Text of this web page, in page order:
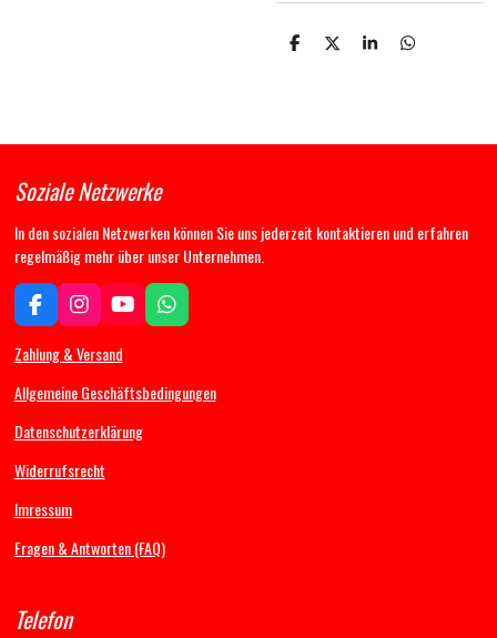
T T T T
Soziale Netzwerke
In den sozialen Netzwerken können Sie uns jederzeit kontaktieren und erfahren
regelmäßig mehr über unser Unternehmen.
F
a
c
b
o
I
n
s
a
r
m
Y
o
u
u
e
W
h
s
Zahlung & Versand
Allgemeine Geschäftsbedingungen
Datenschutzerklärung
Widerrufsrecht
Imressum
Fragen & Antworten (FAQ)
Telefon